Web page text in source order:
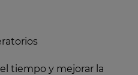
tiempo y mejorar la